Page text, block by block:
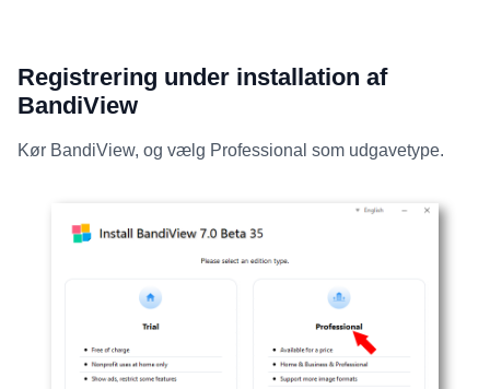
Registrering under installation af
BandiView
Kør BandiView, og vælg Professional som udgavetype.